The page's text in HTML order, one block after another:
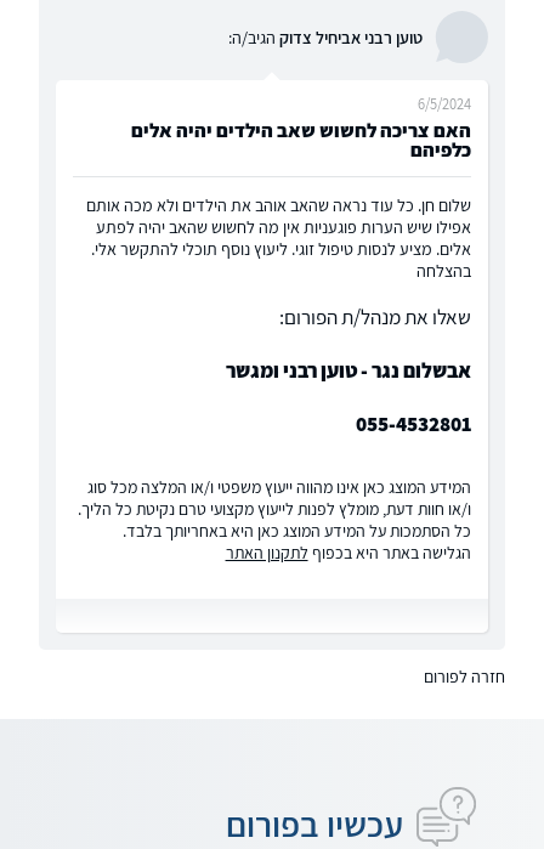
טוען רבני אביחיל צדוק הגיב/ה:
האם צריכה לחשוש שאב הילדים יהיה אלים
כלפיהם
6/5/2024
שלום חן. כל עוד נראה שהאב אוהב את הילדים ולא מכה אותם
אפילו שיש הערות פוגעניות אין מה לחשוש שהאב יהיה לפתע
אלים. מציע לנסות טיפול זוגי. ליעוץ נוסף תוכלי להתקשר אלי.
בהצלחה
שאלו את מנהל/ת הפורום:
אבשלום נגר - טוען רבני ומגשר
055-4532801
המידע המוצג כאן אינו מהווה ייעוץ משפטי ו/או המלצה מכל סוג
ו/או חוות דעת, מומלץ לפנות לייעוץ מקצועי טרם נקיטת כל הליך.
כל הסתמכות על המידע המוצג כאן היא באחריותך בלבד.
הגלישה באתר היא בכפוף לתקנון האתר
חזרה לפורום
עכשיו בפורום